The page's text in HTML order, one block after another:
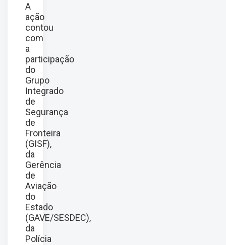
A
ação
contou
com
a
participação
do
Grupo
Integrado
de
Segurança
de
Fronteira
(GISF),
da
Gerência
de
Aviação
do
Estado
(GAVE/SESDEC),
da
Polícia